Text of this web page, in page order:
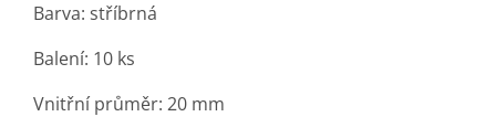
Barva: stříbrná
Balení: 10 ks
Vnitřní průměr: 20 mm